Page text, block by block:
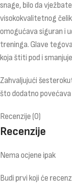
snage, bilo da
visokokvalitetnog
omogućava siguran i
treninga. Glave
koja štiti pod i
Zahvaljujući
što dodatno
Recenzije (0)
Recenzije
Nema ocjene ipak
Budi prvi koji će